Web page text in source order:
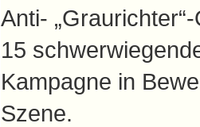
Anti-
15
Kampagne in
Szene.